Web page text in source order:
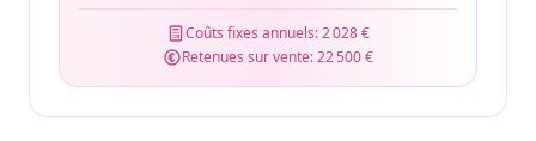
Coûts fixes annuels:2 028 €
Retenues sur vente:22 500 €